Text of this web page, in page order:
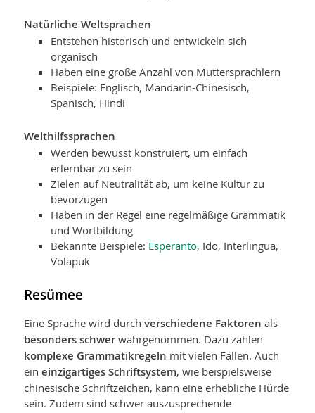
Natürliche Weltsprachen
Entstehen historisch und entwickeln sich
organisch
Haben eine große Anzahl von Muttersprachlern
Beispiele: Englisch, Mandarin-Chinesisch,
Spanisch, Hindi
Welthilfssprachen
Werden bewusst konstruiert, um einfach
erlernbar zu sein
Zielen auf Neutralität ab, um keine Kultur zu
bevorzugen
Haben in der Regel eine regelmäßige Grammatik
und Wortbildung
Bekannte Beispiele: Esperanto, Ido, Interlingua,
Volapük
Resümee
Eine Sprache wird durchverschiedene Faktoren als
besonders schwerwahr­genommen. Dazu zählen
komplexe Grammatikregeln mit vielen Fällen. Auch
eineinzigartiges Schriftsystem, wie beispielsweise
chinesische Schriftzeichen, kann eine erhebliche Hürde
sein. Zudem sind schwer auszusprechende